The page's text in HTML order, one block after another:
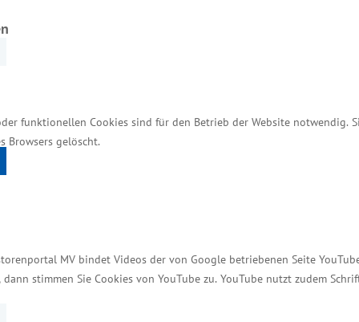
funktionellen Cookies sind für den Betrieb der Website notwendig.
Browsers gelöscht.
MV bindet Videos der von Google betriebenen Seite
dann stimmen Sie Cookies von YouTube zu. YouTube nutzt zudem
Er gilt dann bis Ende 2018.
Umgebung“ angepasst und
Kreis von Bietern wird zur Abgabe von
(eine Million Euro). Die Freihändige
100.000 Euro und bei
Zubenennung potentieller Bieter durch die
läuft am 31. Dezember 2016
sich selbst vor der Vergabe von Aufträgen